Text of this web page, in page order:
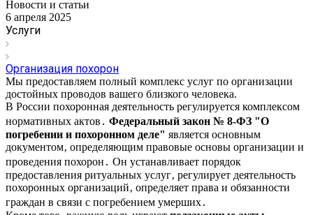
Новости и статьи
6 апреля 2025
Услуги
Организация похорон
Мы предоставляем полный комплекс услуг по организации
достойных проводов вашего близкого человека.
В России похоронная деятельность регулируется комплексом
нормативных актов․ Федеральный закон № 8-ФЗ "О
погребении и похоронном деле" является основным
документом‚ определяющим правовые основы организации и
проведения похорон․ Он устанавливает порядок
предоставления ритуальных услуг‚ регулирует деятельность
похоронных организаций‚ определяет права и обязанности
граждан в связи с погребением умерших․